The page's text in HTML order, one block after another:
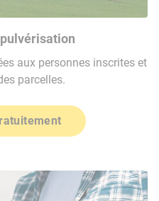
aux personnes inscrites et
parcelles.